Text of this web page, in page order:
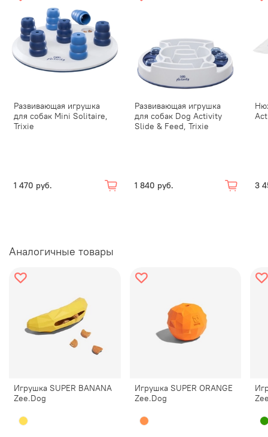
Развивающая игрушка
для собак Mini Solitaire,
Trixie
1 470 руб.
Развивающая игрушка
для собак Dog Activity
Slide & Feed, Trixie
1 840 руб. 3
Аналогичные товары
Игрушка SUPER BANANA
Zee.Dog
Игрушка SUPER ORANGE
Zee.Dog